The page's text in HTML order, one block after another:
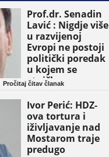
Prof.dr. Senadin
Lavić : Nigdje više
u razvijenoj
Evropi ne postoji
politički poredak
u kojem se
etničke grupe
pojavljuju kao
osnovne političke
jedinice
Pročitaj čitav članak
Ivor Perić: HDZ-
ova tortura i
iživljavanje nad
Mostarom traje
predugo